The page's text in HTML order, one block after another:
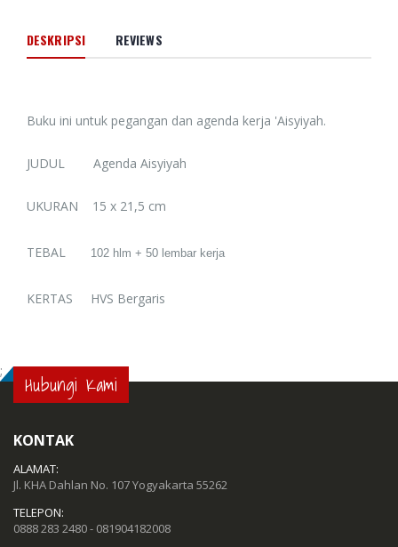
DESKRIPSI REVIEWS
Buku ini untuk pegangan dan agenda kerja 'Aisyiyah.
JUDUL Agenda Aisyiyah
UKURAN 15 x 21,5 cm
TEBAL 102 hlm + 50 lembar kerja
KERTAS HVS Bergaris
; Hubungi Kami
KONTAK
ALAMAT:
Jl. KHA Dahlan No. 107 Yogyakarta 55262
TELEPON:
0888 283 2480 - 081904182008